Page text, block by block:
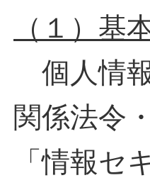
（１）基
個人情
関係法令
「情報セ